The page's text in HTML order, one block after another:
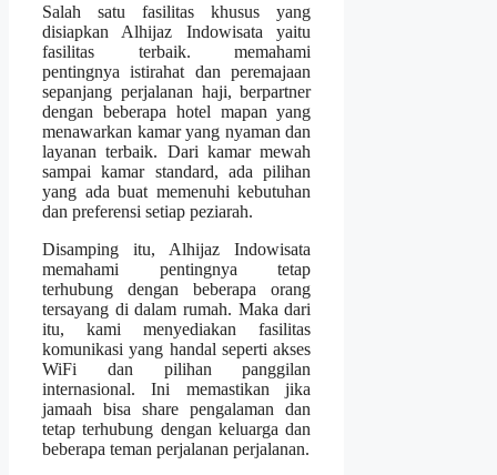
Salah satu fasilitas khusus yang
disiapkan Alhijaz Indowisata yaitu
fasilitas terbaik. memahami
pentingnya istirahat dan peremajaan
sepanjang perjalanan haji, berpartner
dengan beberapa hotel mapan yang
menawarkan kamar yang nyaman dan
layanan terbaik. Dari kamar mewah
sampai kamar standard, ada pilihan
yang ada buat memenuhi kebutuhan
dan preferensi setiap peziarah.
Disamping itu, Alhijaz Indowisata
memahami pentingnya tetap
terhubung dengan beberapa orang
tersayang di dalam rumah. Maka dari
itu, kami menyediakan fasilitas
komunikasi yang handal seperti akses
WiFi dan pilihan panggilan
internasional. Ini memastikan jika
jamaah bisa share pengalaman dan
tetap terhubung dengan keluarga dan
beberapa teman perjalanan perjalanan.